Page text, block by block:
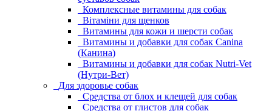
Комплексные витамины для собак
Вітаміни для щенков
Витамины для кожи и шерсти собак
Витамины и добавки для собак Canina
(Канина)
Витамины и добавки для собак Nutri-Vet
(Нутри-Вет)
Для здоровье собак
Средства от блох и клещей для собак
Средства от глистов для собак